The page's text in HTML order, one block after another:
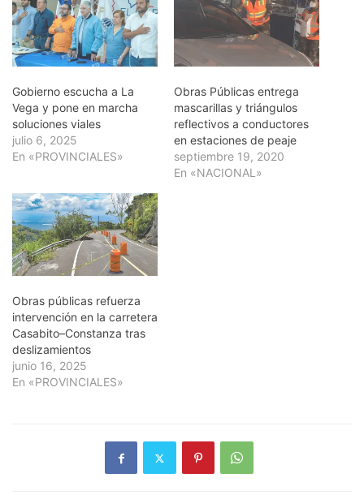
Gobierno escucha a La
Vega y pone en marcha
soluciones viales
julio 6, 2025
En «PROVINCIALES»
Obras Públicas entrega
mascarillas y triángulos
reflectivos a conductores
en estaciones de peaje
septiembre 19, 2020
En «NACIONAL»
Obras públicas refuerza
intervención en la carretera
Casabito–Constanza tras
deslizamientos
junio 16, 2025
En «PROVINCIALES»